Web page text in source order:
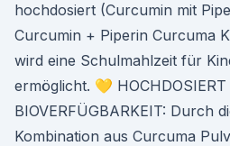
hochdosiert (Curcumin mit
Curcumin + Piperin Curcuma
wird eine Schulmahlzeit für
ermöglicht. 💛
BIOVERFÜGBARKEIT: Durch
Kombination aus Curcuma